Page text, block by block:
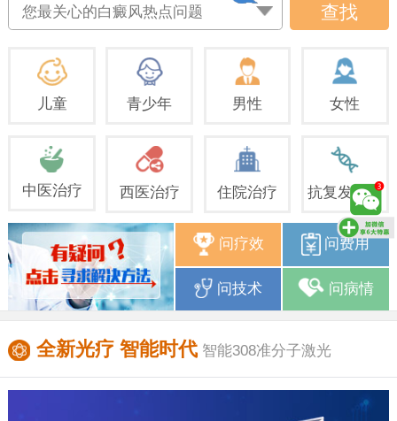
您最关心的白癜风热点问题 查找
儿童 青少年 男性 女性
中医治疗 西医治疗 住院治疗 抗复发治疗
问疗效 问费用
问技术 问病情
全新光疗 智能时代 智能308准分子激光